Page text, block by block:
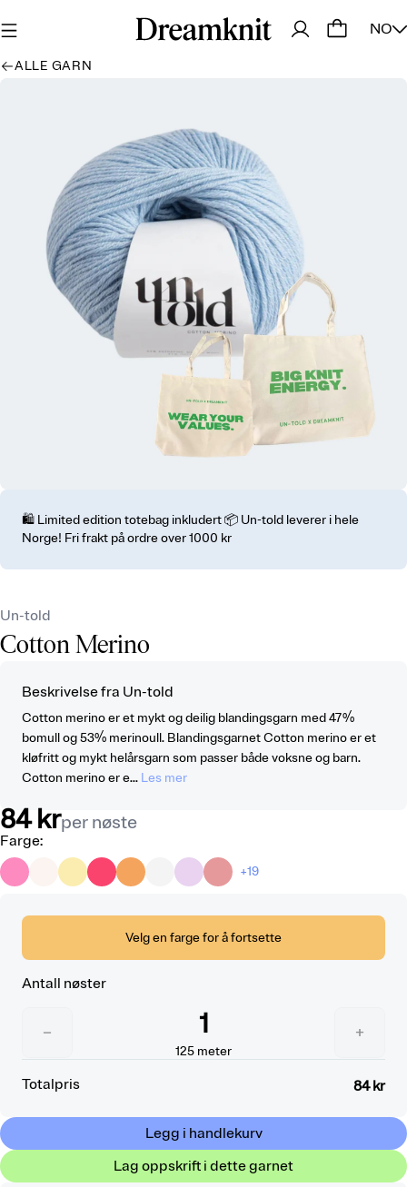
NO
ALLE GARN
🛍️ Limited edition totebag inkludert 📦 Un-told leverer i hele
Norge! Fri frakt på ordre over 1000 kr
Un-told
Cotton Merino
Beskrivelse fra Un-told
Cotton merino er et mykt og deilig blandingsgarn med 47%
bomull og 53% merinoull. Blandingsgarnet Cotton merino er et
kløfritt og mykt helårsgarn som passer både voksne og barn.
Cotton merino er e... Les mer
84 krper nøste
Farge:
+19
Velg en farge for å fortsette
Antall nøster
− 1
125 meter
+
Totalpris 84 kr
Legg i handlekurv
Lag oppskrift i dette garnet